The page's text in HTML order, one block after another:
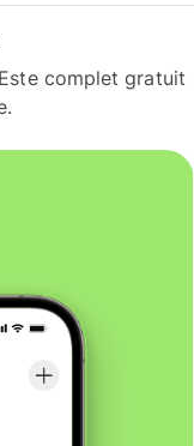
complet gratuit